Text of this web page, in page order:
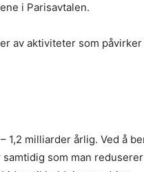
i Parisavtalen.
av aktiviteter som
1,2 milliarder årlig. Ved å
som man